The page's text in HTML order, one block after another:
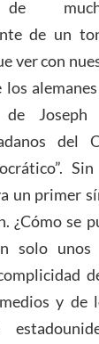
de un
ver con
los
de Joseph
del
un primer
¿Cómo se
solo unos
y de